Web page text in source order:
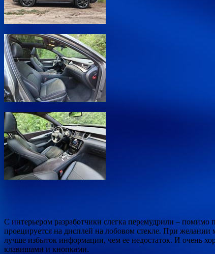
С интерьером разработчики слегка перемудрили –
проецируется на дисплей на лобовом стекле. При
лучше избыток информации, чем ее недостаток. И очень
клавишами и кнопками.